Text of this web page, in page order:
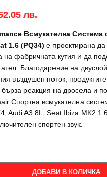
лв.
Всмукателна
1.6 (PQ34) е проектирана
на фабричната кутия и да
Благодарение на
въздушен поток,
бърза реакция на дросела и
Спортна всмукателна
Audi A3 8L, Seat Ibiza MK2
спортен звук.
ДОБАВИ В КОЛИЧКА